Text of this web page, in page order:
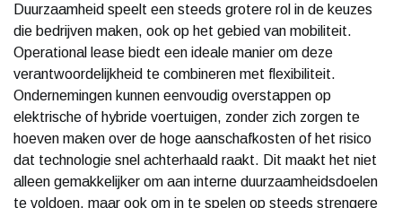
Duurzaamheid speelt een steeds grotere rol in de keuzes
die bedrijven maken, ook op het gebied van mobiliteit.
Operational lease biedt een ideale manier om deze
verantwoordelijkheid te combineren met flexibiliteit.
Ondernemingen kunnen eenvoudig overstappen op
elektrische of hybride voertuigen, zonder zich zorgen te
hoeven maken over de hoge aanschafkosten of het risico
dat technologie snel achterhaald raakt. Dit maakt het niet
alleen gemakkelijker om aan interne duurzaamheidsdoelen
te voldoen, maar ook om in te spelen op steeds strengere